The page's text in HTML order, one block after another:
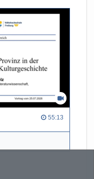
55:13